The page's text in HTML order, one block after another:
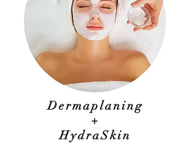
Dermaplaning
+
HydraSkin